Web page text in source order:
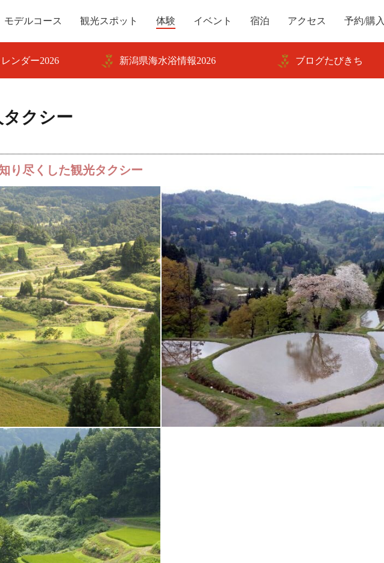
モデルコース 観光スポット 体験 イベント 宿泊 アクセス 予約/購入
ンダー2026 新潟県海水浴情報2026 ブログたびきち
タクシー
り尽くした観光タクシー